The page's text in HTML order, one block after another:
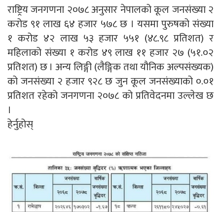
राष्ट्रिय जनगणना २०७८ अनुसार नेपालको कूल जनसंख्या २
करोड ९१ लाख ६४ हजार ५७८ छ । यसमा पुरुषको संख्या
१ करोड ४२ लाख ५३ हजार ५५१ (४८.९८प्रतिशत) र
महिलाको संख्या १ करोड ४९ लाख ११ हजार २७ (५१.०२
प्रतिशत) छ । अन्य लिङ्गी (लैङ्गिक तथा यौनिक अल्पसंख्यक)
को जनसंख्या २ हजार ९२८ छ जुन कूल जनसंख्याको ०.०१
प्रतिशत रहेको जनगणना २०७८ को प्रतिवेदनमा उल्लेख छ
।
हेर्नुहोस्